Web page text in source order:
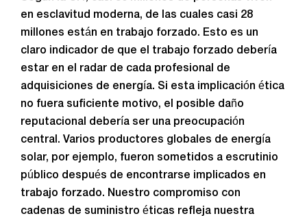
en esclavitud moderna, de las cuales casi 28
millones están en trabajo forzado. Esto es un
claro indicador de que el trabajo forzado debería
estar en el radar de cada profesional de
adquisiciones de energía. Si esta implicación ética
no fuera suficiente motivo, el posible daño
reputacional debería ser una preocupación
central. Varios productores globales de energía
solar, por ejemplo, fueron sometidos a escrutinio
público después de encontrarse implicados en
trabajo forzado. Nuestro compromiso con
cadenas de suministro éticas refleja nuestra